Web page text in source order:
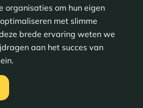
organisaties om hun eigen
met slimme
brede ervaring weten we
aan het succes van